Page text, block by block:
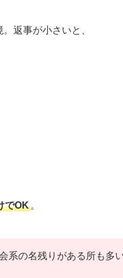
返事が小さいと、
でOK 。
系の名残りがある所も多